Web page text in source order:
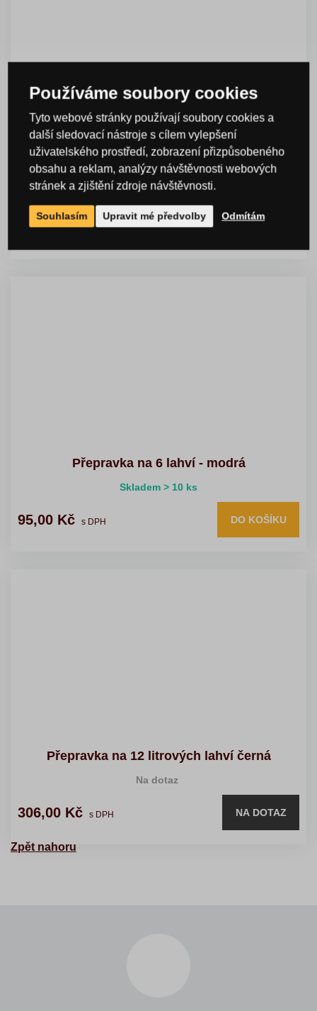
Přepravka na 6 lahví - červená
Skladem > 10 ks
95,00 Kč s DPH
Přepravka na 6 lahví - modrá
Skladem > 10 ks
95,00 Kč s DPH DO KOŠÍKU
Přepravka na 12 litrových lahví černá
Na dotaz
306,00 Kč s DPH NA DOTAZ
Zpět nahoru
Používáme soubory cookies
Tyto webové stránky používají soubory cookies a
další sledovací nástroje s cílem vylepšení
uživatelského prostředí, zobrazení přizpůsobeného
obsahu a reklam, analýzy návštěvnosti webových
stránek a zjištění zdroje návštěvnosti.
Souhlasím Upravit mé předvolby Odmítám